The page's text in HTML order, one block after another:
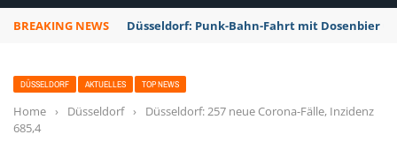
BREAKING NEWS Düsseldorf: Punk-Bahn-Fahrt mit Dosenbier
DÜSSELDORF AKTUELLES TOP NEWS
Home › Düsseldorf ›
Düsseldorf: 257 neue Corona-Fälle, Inzidenz
685,4